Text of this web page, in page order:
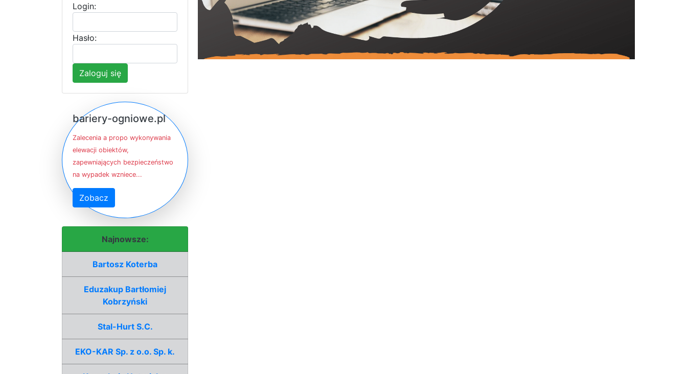
Login:
Hasło:
Zaloguj się
bariery-ogniowe.pl
Zalecenia a propo wykonywania
elewacji obiektów,
zapewniających bezpieczeństwo
na wypadek wzniece...
Zobacz
Najnowsze:
Bartosz Koterba
Eduzakup Bartłomiej
Kobrzyński
Stal-Hurt S.C.
EKO-KAR Sp. z o.o. Sp. k.